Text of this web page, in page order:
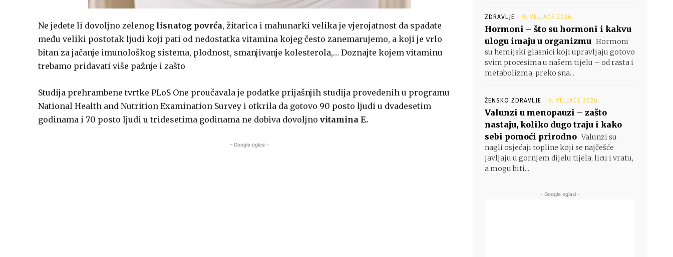
Ne jedete li dovoljno zelenog lisnatog povrća, žitarica i mahunarki velika je vjerojatnost da spadate
među veliki postotak ljudi koji pati od nedostatka vitamina kojeg često zanemarujemo, a koji je vrlo
bitan za jačanje imunološkog sistema, plodnost, smanjivanje kolesterola,… Doznajte kojem vitaminu
trebamo pridavati više pažnje i zašto
Studija prehrambene tvrtke PLoS One proučavala je podatke prijašnjih studija provedenih u programu
National Health and Nutrition Examination Survey i otkrila da gotovo 90 posto ljudi u dvadesetim
godinama i 70 posto ljudi u tridesetima godinama ne dobiva dovoljno vitamina E.
- Google oglasi -
ZDRAVLJE 9. VELJAČE 2026.
Hormoni – što su hormoni i kakvu
ulogu imaju u organizmu Hormoni
su hemijski glasnici koji upravljaju gotovo
svim procesima u našem tijelu – od rasta i
metabolizma, preko sna...
ŽENSKO ZDRAVLJE 5. VELJAČE 2026.
Valunzi u menopauzi – zašto
nastaju, koliko dugo traju i kako
sebi pomoći prirodno Valunzi su
nagli osjećaji topline koji se najčešće
javljaju u gornjem dijelu tijela, licu i vratu,
a mogu biti...
- Google oglasi -